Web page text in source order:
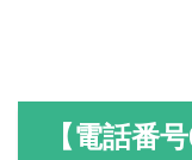
【電話番号